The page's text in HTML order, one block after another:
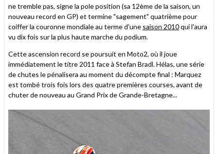
ne tremble pas, signe la pole position (sa 12ème de la saison, un
nouveau record en GP) et termine "sagement" quatrième pour
coiffer la couronne mondiale au terme d'une saison 2010qui l'aura
vu dix fois sur la plus haute marche du podium.
Cette ascension record se poursuit en Moto2, où il joue
immédiatement le titre 2011 face à Stefan Bradl. Hélas, une série
de chutes le pénalisera au moment du décompte final : Marquez
est tombé trois fois lors des quatre premières courses, avant de
chuter de nouveau au Grand Prix de Grande-Bretagne...